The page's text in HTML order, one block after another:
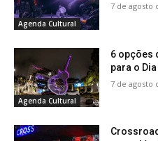
Agenda Cultural
7 de agosto
Agenda Cultural
6 opções
para o
7 de agosto